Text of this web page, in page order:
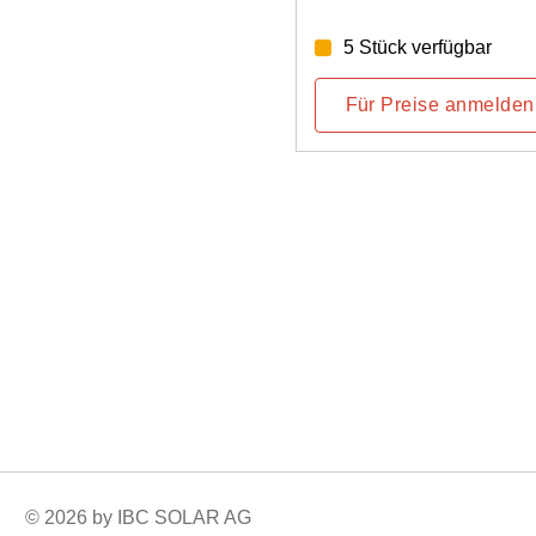
7 Stück verfügbar
Für Preise anmelden
© 2026 by IBC SOLAR AG